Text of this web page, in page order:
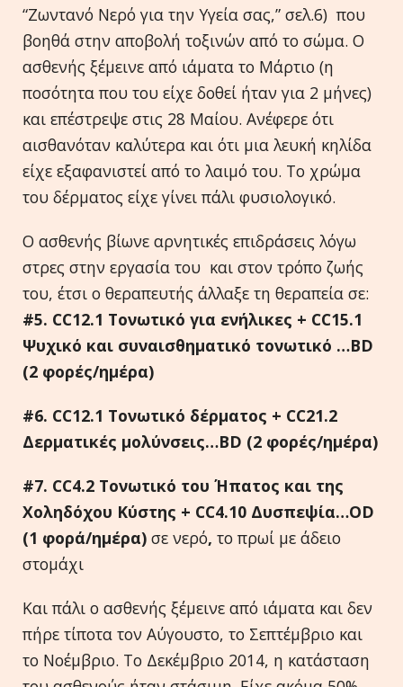
“Ζωντανό Νερό για την Υγεία σας,” σελ.6) που
βοηθά στην αποβολή τοξινών από το σώμα. Ο
ασθενής ξέμεινε από ιάματα το Μάρτιο (η
ποσότητα που του είχε δοθεί ήταν για 2 μήνες)
και επέστρεψε στις 28 Μαίου. Ανέφερε ότι
αισθανόταν καλύτερα και ότι μια λευκή κηλίδα
είχε εξαφανιστεί από το λαιμό του. Το χρώμα
του δέρματος είχε γίνει πάλι φυσιολογικό.
Ο ασθενής βίωνε αρνητικές επιδράσεις λόγω
στρες στην εργασία του και στον τρόπο ζωής
του, έτσι ο θεραπευτής άλλαξε τη θεραπεία σε:
#5. CC12.1 Τονωτικό για ενήλικες + CC15.1
Ψυχικό και συναισθηματικό τονωτικό …BD
(2 φορές/ημέρα)
#6. CC12.1 Τονωτικό δέρματος + CC21.2
Δερματικές μολύνσεις…BD (2 φορές/ημέρα)
#7. CC4.2 Τονωτικό του Ήπατος και της
Χοληδόχου Κύστης + CC4.10 Δυσπεψία…OD
(1 φορά/ημέρα) σε νερό, το πρωί με άδειο
στομάχι
Και πάλι ο ασθενής ξέμεινε από ιάματα και δεν
πήρε τίποτα τον Αύγουστο, το Σεπτέμβριο και
το Νοέμβριο. Το Δεκέμβριο 2014, η κατάσταση